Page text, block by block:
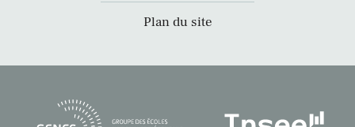
Plan du site